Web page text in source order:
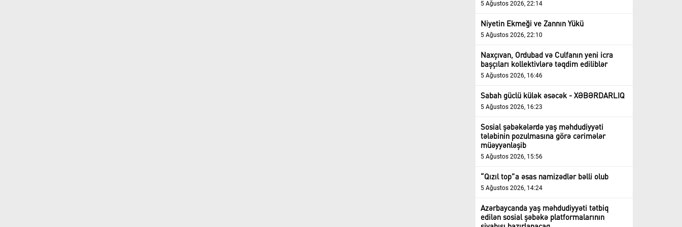
5 Ağustos 2026, 22:14
Niyetin Ekmeği ve Zannın Yükü
5 Ağustos 2026, 22:10
Naxçıvan, Ordubad və Culfanın yeni icra
başçıları kollektivlərə təqdim ediliblər
5 Ağustos 2026, 16:46
Sabah güclü külək əsəcək - XƏBƏRDARLIQ
5 Ağustos 2026, 16:23
Sosial şəbəkələrdə yaş məhdudiyyəti
tələbinin pozulmasına görə cərimələr
müəyyənləşib
5 Ağustos 2026, 15:56
“Qızıl top”a əsas namizədlər bəlli olub
5 Ağustos 2026, 14:24
Azərbaycanda yaş məhdudiyyəti tətbiq
edilən sosial şəbəkə platformalarının